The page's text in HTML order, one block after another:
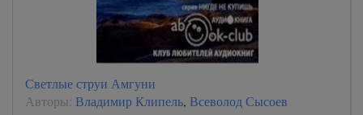
Светлые струи Амгуни
Авторы: Владимир Клипель, Всеволод Сысоев